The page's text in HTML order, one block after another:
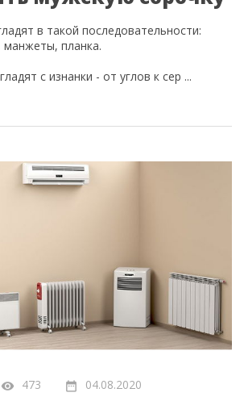
в такой последовательности:
манжеты, планка.
с изнанки - от углов к сер ...
473 04.08.2020